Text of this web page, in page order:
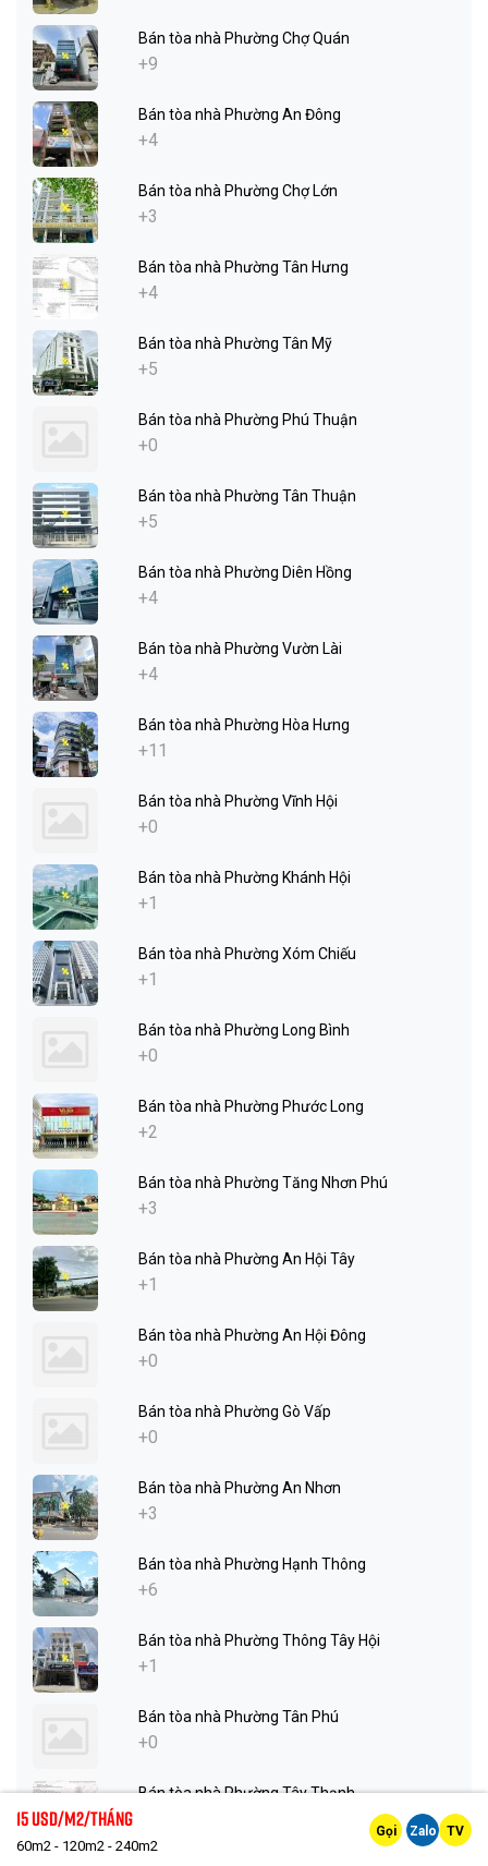
Bán tòa nhà Phường Chợ Quán
+9
Bán tòa nhà Phường An Đông
+4
Bán tòa nhà Phường Chợ Lớn
+3
Bán tòa nhà Phường Tân Hưng
+4
Bán tòa nhà Phường Tân Mỹ
+5
Bán tòa nhà Phường Phú Thuận
+0
Bán tòa nhà Phường Tân Thuận
+5
Bán tòa nhà Phường Diên Hồng
+4
Bán tòa nhà Phường Vườn Lài
+4
Bán tòa nhà Phường Hòa Hưng
+11
Bán tòa nhà Phường Vĩnh Hội
+0
Bán tòa nhà Phường Khánh Hội
+1
Bán tòa nhà Phường Xóm Chiếu
+1
Bán tòa nhà Phường Long Bình
+0
Bán tòa nhà Phường Phước Long
+2
Bán tòa nhà Phường Tăng Nhơn Phú
+3
Bán tòa nhà Phường An Hội Tây
+1
Bán tòa nhà Phường An Hội Đông
+0
Bán tòa nhà Phường Gò Vấp
+0
Bán tòa nhà Phường An Nhơn
+3
Bán tòa nhà Phường Hạnh Thông
+6
Bán tòa nhà Phường Thông Tây Hội
+1
Bán tòa nhà Phường Tân Phú
+0
Bán tòa nhà Phường Tây Thạnh
15 Usd/m2/tháng
60m2 - 120m2 - 240m2
Gọi Zalo TV